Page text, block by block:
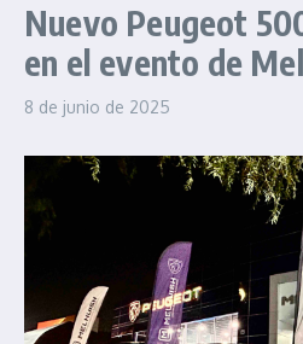
Nuevo Peugeot
en el evento de
8 de junio de 2025